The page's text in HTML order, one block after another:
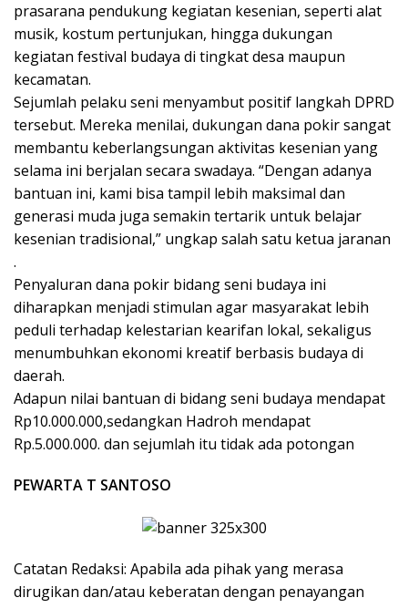
prasarana pendukung kegiatan kesenian, seperti alat
musik, kostum pertunjukan, hingga dukungan
kegiatan festival budaya di tingkat desa maupun
kecamatan.
Sejumlah pelaku seni menyambut positif langkah DPRD
tersebut. Mereka menilai, dukungan dana pokir sangat
membantu keberlangsungan aktivitas kesenian yang
selama ini berjalan secara swadaya. “Dengan adanya
bantuan ini, kami bisa tampil lebih maksimal dan
generasi muda juga semakin tertarik untuk belajar
kesenian tradisional,” ungkap salah satu ketua jaranan
.
Penyaluran dana pokir bidang seni budaya ini
diharapkan menjadi stimulan agar masyarakat lebih
peduli terhadap kelestarian kearifan lokal, sekaligus
menumbuhkan ekonomi kreatif berbasis budaya di
daerah.
Adapun nilai bantuan di bidang seni budaya mendapat
Rp10.000.000,sedangkan Hadroh mendapat
Rp.5.000.000. dan sejumlah itu tidak ada potongan
PEWARTA T SANTOSO
Catatan Redaksi: Apabila ada pihak yang merasa
dirugikan dan/atau keberatan dengan penayangan